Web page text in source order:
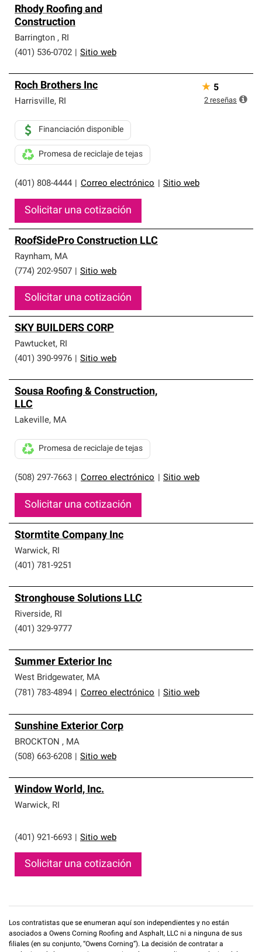
Rhody Roofing and
Construction
Barrington , RI
(401) 536-0702
Sitio web
Roch Brothers Inc
Harrisville, RI
(401) 808-4444 Correo electrónico Sitio web
Financiación disponible
Promesa de reciclaje de tejas
Solicitar una cotización
★ 5
2 reseñas
RoofSidePro Construction LLC
Raynham, MA
(774) 202-9507
Sitio web
Solicitar una cotización
SKY BUILDERS CORP
Pawtucket, RI
(401) 390-9976
Sitio web
Sousa Roofing & Construction,
LLC
Lakeville, MA
(508) 297-7663 Correo electrónico Sitio web
Promesa de reciclaje de tejas
Solicitar una cotización
Stormtite Company Inc
Warwick, RI
(401) 781-9251
Stronghouse Solutions LLC
Riverside, RI
(401) 329-9777
Summer Exterior Inc
West Bridgewater, MA
(781) 783-4894
Correo electrónico Sitio web
Sunshine Exterior Corp
BROCKTON , MA
(508) 663-6208
Sitio web
Window World, Inc.
Warwick, RI
(401) 921-6693 Sitio web
Solicitar una cotización
Los contratistas que se enumeran aquí son independientes y no están
asociados a Owens Corning Roofing and Asphalt, LLC ni a ninguna de sus
filiales (en su conjunto, “Owens Corning”). La decisión de contratar a